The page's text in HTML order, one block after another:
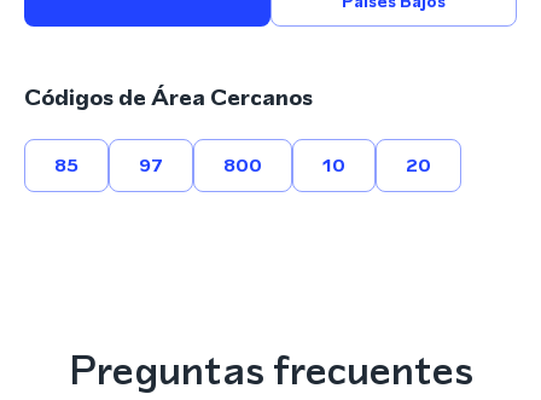
Códigos de Área Cercanos
85 97 800 10 20
Preguntas frecuentes